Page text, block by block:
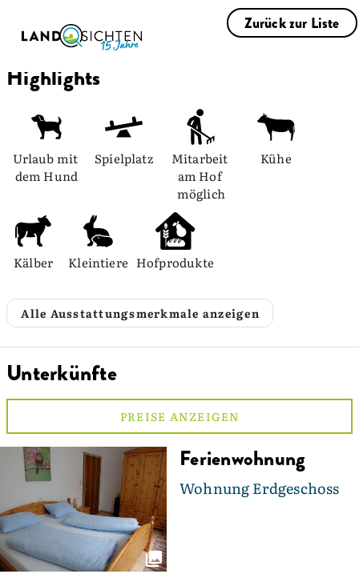
Zurück zur Liste
Highlights
Urlaub mit
dem Hund
Spielplatz
Mitarbeit
am Hof
möglich
Kühe
Kälber Kleintiere Hofprodukte
Alle Ausstattungsmerkmale anzeigen
Unterkünfte
PREISE ANZEIGEN
Ferienwohnung
Wohnung Erdgeschoss